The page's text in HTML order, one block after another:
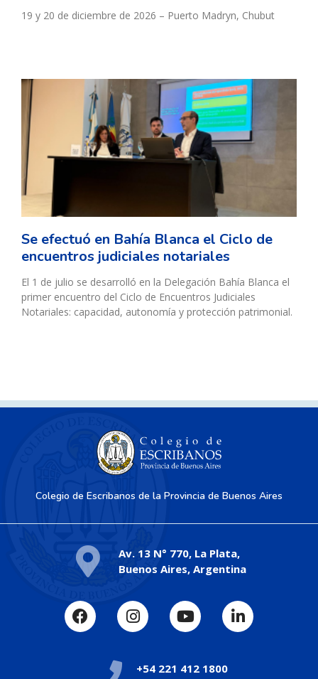
19 y 20 de diciembre de 2026 – Puerto Madryn, Chubut
Se efectuó en Bahía Blanca el Ciclo de
encuentros judiciales notariales
El 1 de julio se desarrolló en la Delegación Bahía Blanca el
primer encuentro del Ciclo de Encuentros Judiciales
Notariales: capacidad, autonomía y protección patrimonial.
Colegio de Escribanos de la Provincia de Buenos Aires
Av. 13 N° 770, La Plata,
Buenos Aires, Argentina
+54 221 412 1800